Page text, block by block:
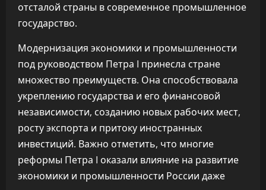
отсталой страны в современное промышленное
государство.
Модернизация экономики и промышленности
под руководством Петра I принесла стране
множество преимуществ. Она способствовала
укреплению государства и его финансовой
независимости, созданию новых рабочих мест,
росту экспорта и притоку иностранных
инвестиций. Важно отметить, что многие
реформы Петра I оказали влияние на развитие
экономики и промышленности России даже